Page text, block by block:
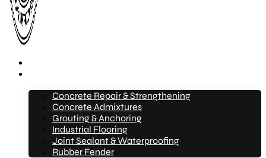
Concrete Repair & Strengthening
Concrete Admixtures
Grouting & Anchoring
Industrial Flooring
Joint Sealant & Waterproofing
Rubber Fender